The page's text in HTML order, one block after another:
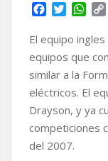
c
e
b
o
o
k
i
t
t
e
r
W
a
t
s
A
p
p
i
El equipo
equipos que
similar a la
eléctricos. El
Drayson, y ya
competiciones
del 2007.